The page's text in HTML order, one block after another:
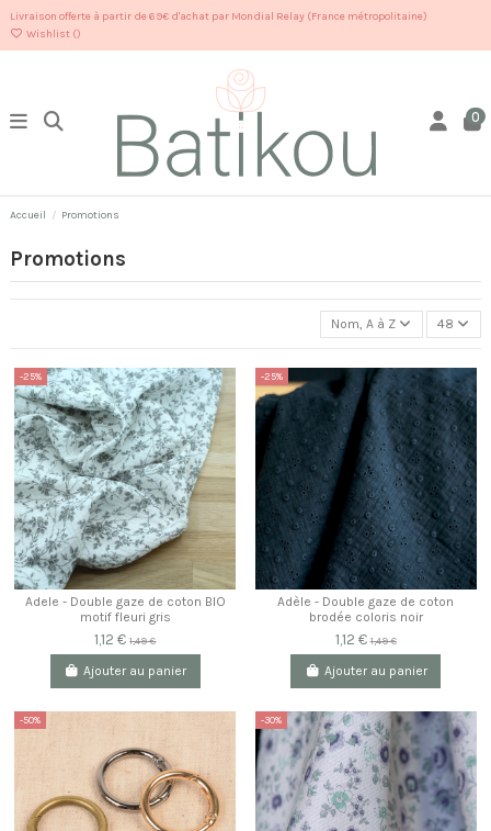
Livraison offerte à partir de 69€ d'achat par Mondial Relay (France métropolitaine)
Wishlist ()
0
Accueil Promotions
Promotions
Nom, A à Z 48
-25%
Adele - Double gaze de coton BIO
motif fleuri gris
1,12 €1,49 €
Ajouter au panier
-25%
Adèle - Double gaze de coton
brodée coloris noir
1,12 €1,49 €
Ajouter au panier
-50% -30%